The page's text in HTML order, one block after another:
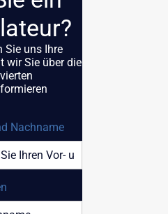
Sie uns Ihre
wir Sie über die
Nachname